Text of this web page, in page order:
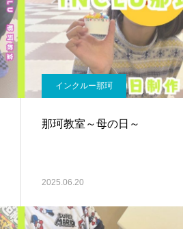
インクルー那珂
那珂教室～母の日～
2025.06.20